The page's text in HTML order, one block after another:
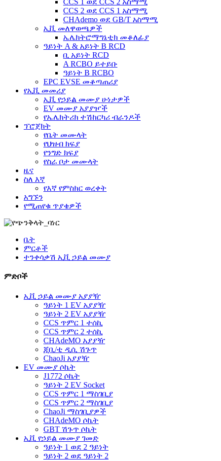
CCS 1 ወደ CCS 2 አስማሚ
CCS 2 ወደ CCS 1 አስማሚ
CHAdemo ወደ GB/T አስማሚ
ኢቪ መለዋወጫዎች
ኤሌክትሮማግኔቲክ መቆለፊያ
ዓይነት A & አይነት B RCD
ቢ አይነት RCD
A RCBO ይተይቡ
ዓይነት B RCBO
EPC EVSE መቆጣጠሪያ
የኢቪ መመሪያ
ኢቪ የኃይል መሙያ ሁነታዎች
EV መሙያ አያያዦች
የኤሌክትሪክ ተሽከርካሪ ብራንዶች
ፕሮጀክት
የቤት መሙላት
የህዝብ ክፍያ
የንግድ ክፍያ
የስራ ቦታ መሙላት
ዜና
ስለ እኛ
የእኛ የምስክር ወረቀት
አግኙን
የሚጠየቁ ጥያቄዎች
ቤት
ምርቶች
ተንቀሳቃሽ ኢቪ ኃይል መሙያ
ምድቦች
ኢቪ ኃይል መሙያ አያያዥ
ዓይነት 1 EV አያያዥ
ዓይነት 2 EV አያያዥ
CCS ጥምር 1 ተሰኪ
CCS ጥምር 2 ተሰኪ
CHAdeMO አያያዥ
ጂቢ/ቲ ዲሲ ሽጉጥ
ChaoJi አያያዥ
EV መሙያ ሶኬት
J1772 ሶኬት
ዓይነት 2 EV Socket
CCS ጥምር 1 ማስገቢያ
CCS ጥምር 2 ማስገቢያ
ChaoJi ማስገቢያዎች
CHAdeMO ሶኬት
GBT ሽጉጥ ሶኬት
ኢቪ የኃይል መሙያ ገመድ
ዓይነት 1 ወደ 2 ዓይነት
ዓይነት 2 ወደ ዓይነት 2